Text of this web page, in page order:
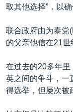
取其他选择”，以
联合政府由为泰党
的父亲他信在21世
在过去的20多年
英之间的争斗，一
得选举，但屡次被